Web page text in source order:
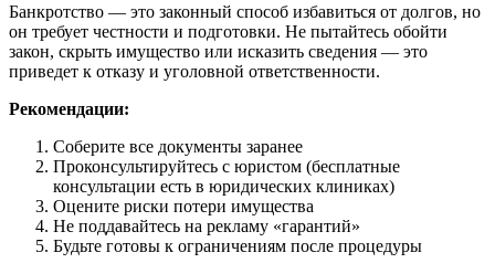
Банкротство — это законный способ избавиться от долгов, но
он требует честности и подготовки. Не пытайтесь обойти
закон, скрыть имущество или исказить сведения — это
приведет к отказу и уголовной ответственности.
Рекомендации:
Соберите все документы заранее
Проконсультируйтесь с юристом (бесплатные
консультации есть в юридических клиниках)
Оцените риски потери имущества
Не поддавайтесь на рекламу «гарантий»
Будьте готовы к ограничениям после процедуры